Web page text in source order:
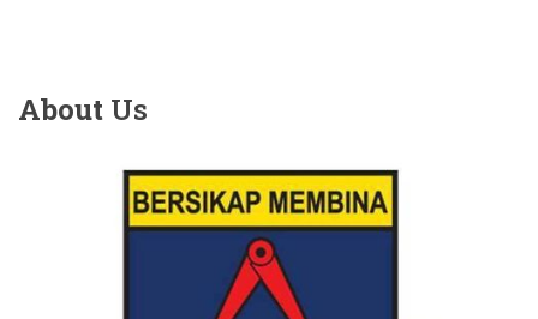
About Us